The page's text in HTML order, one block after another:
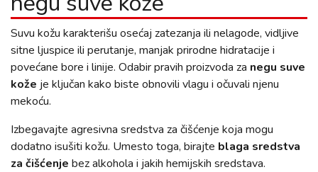
Suvu kožu karakterišu osećaj zatezanja ili nelagode, vidljive
sitne ljuspice ili perutanje, manjak prirodne hidratacije i
povećane bore i linije. Odabir pravih proizvoda za negu suve
kože je ključan kako biste obnovili vlagu i očuvali njenu
mekoću.
Izbegavajte agresivna sredstva za čišćenje koja mogu
dodatno isušiti kožu. Umesto toga, birajte blaga sredstva
za čišćenje bez alkohola i jakih hemijskih sredstava.